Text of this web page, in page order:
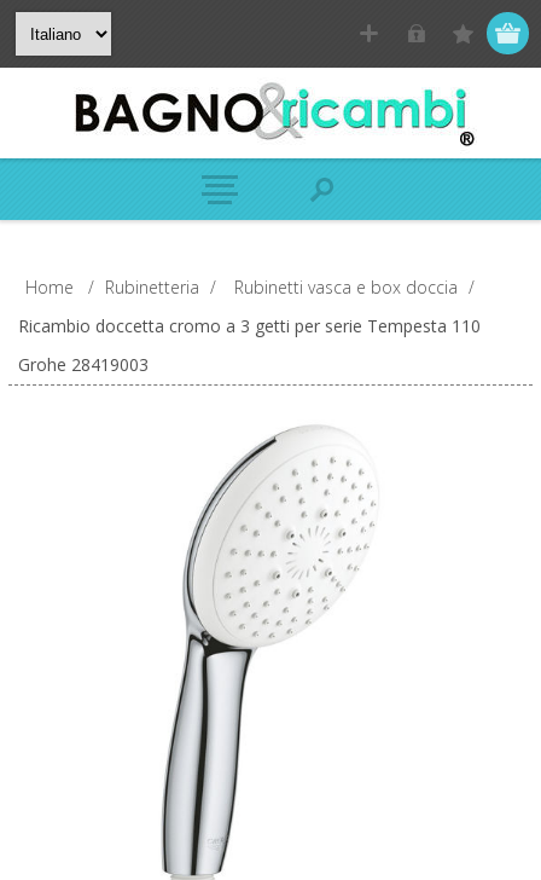
Home / Rubinetteria / Rubinetti vasca e box doccia /
Ricambio doccetta cromo a 3 getti per serie Tempesta 110
Grohe 28419003